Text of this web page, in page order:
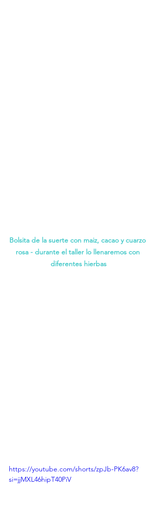
Bolsita de la suerte con maiz, cacao y cuarzo
rosa - durante el taller lo llenaremos con
diferentes hierbas
https://youtube.com/shorts/zpJb-PK6av8?
si=jjMXL46hipT40PiV